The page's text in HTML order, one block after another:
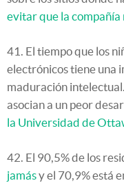
evitar que la
41. El tiempo que los
electrónicos tiene una
maduración
asocian a un peor
la Universidad de
42. El 90,5% de los
jamásy el 70,9% está